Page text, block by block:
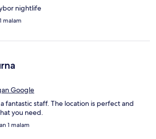
nightlife
malam
Google
fantastic staff. The location is perfect and
you need.
1 malam